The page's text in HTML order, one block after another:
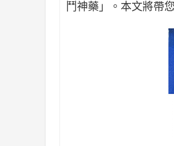
鬥神藥」。本文將帶